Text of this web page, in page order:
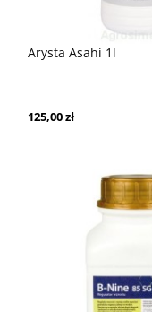
Arysta Asahi 1l
125,00 zł